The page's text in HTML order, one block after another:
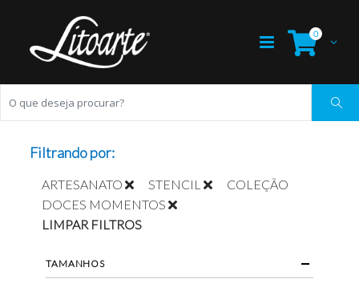
0
Filtrando por:
ARTESANATO STENCIL
COLEÇÃO
DOCES MOMENTOS
LIMPAR FILTROS
TAMANHOS